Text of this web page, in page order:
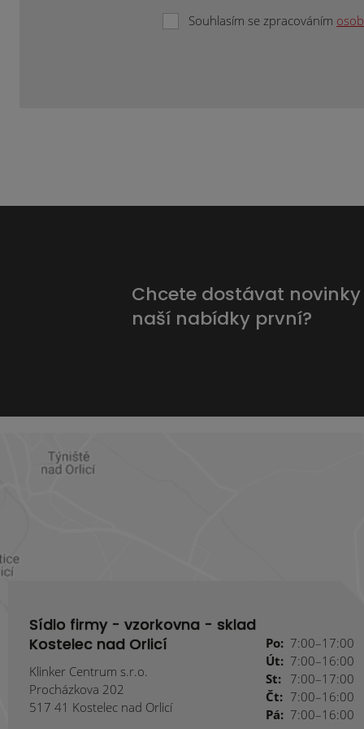
Souhlasím se zpracováním
Chcete dostávat novinky
naší nabídky první?
Sídlo firmy - vzorkovna - sklad
Kostelec nad Orlicí
Klinker Centrum s.r.o.
Procházkova 202
517 41 Kostelec nad Orlicí
Po: 7:00–17:00
Út: 7:00–16:00
St: 7:00–17:00
Čt: 7:00–16:00
Pá: 7:00–16:00